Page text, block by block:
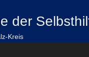
der
Kreis